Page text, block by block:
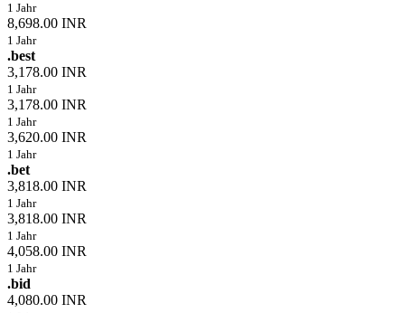
1 Jahr
8,698.00 INR
1 Jahr
.best
3,178.00 INR
1 Jahr
3,178.00 INR
1 Jahr
3,620.00 INR
1 Jahr
.bet
3,818.00 INR
1 Jahr
3,818.00 INR
1 Jahr
4,058.00 INR
1 Jahr
.bid
4,080.00 INR